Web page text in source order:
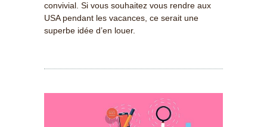
convivial. Si vous souhaitez vous rendre aux
USA pendant les vacances, ce serait une
superbe idée d’en louer.